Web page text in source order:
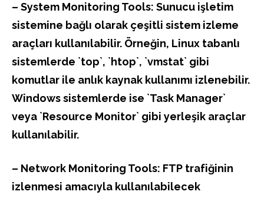
– System Monitoring Tools: Sunucu işletim
sistemine bağlı olarak çeşitli sistem izleme
araçları kullanılabilir. Örneğin, Linux tabanlı
sistemlerde `top`, `htop`, `vmstat` gibi
komutlar ile anlık kaynak kullanımı izlenebilir.
Windows sistemlerde ise `Task Manager`
veya `Resource Monitor` gibi yerleşik araçlar
kullanılabilir.
– Network Monitoring Tools: FTP trafiğinin
izlenmesi amacıyla kullanılabilecek